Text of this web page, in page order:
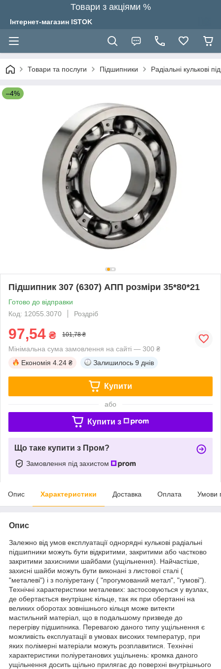
Товари з акціями %
Інтернет-магазин ISTOK
Товари та послуги Підшипники Радіальні кулькові
–4%
Підшипник 307 (6307) АПП розміри 35*80*21
Готово до відправки
Код: 12055.3070
Роздріб
97,54 ₴ 101,78 ₴
Мінімальна сума замовлення на сайті — 300 ₴
Економія 4.24 ₴ Залишилось 9 днів
Купити
або
Купити з
Що таке купити з Пром?
Замовлення під захистом
Опис Характеристики Доставка Оплата Умови
Опис
Залежно від умов експлуатації однорядні кулькові радіальні
підшипники можуть бути відкритими, закритими або частково
закритими захисними шайбами (ущільнення). Найчастіше,
захисні шайби можуть бути виконані з листової сталі (
"металеві") і з поліуретану ( "прогумований метал", "гумові").
Технічні характеристики металевих: застосовуються у вузлах,
де обертається внутрішнє кільце, так як при обертанні на
великих оборотах зовнішнього кільця може витекти
мастильний матеріал, що в подальшому призведе до
перегріву підшипника. Перевагою даного типу ущільнення є
можливість експлуатації в умовах високих температур, при
яких полімерні матеріали можуть розплавитися. Технічні
характеристики поліуретанових ущільнень: кромка даного
ущільнення досить щільно прилягає до поверхні внутрішнього